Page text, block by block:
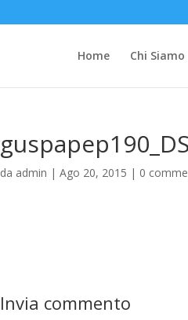
Home Chi Siamo
da admin | Ago 20, 2015 | 0
Invia commento